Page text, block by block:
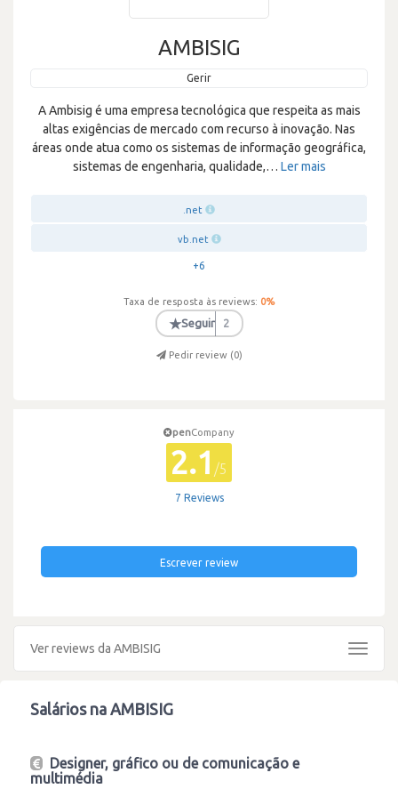
AMBISIG
Gerir
A Ambisig é uma empresa tecnológica que respeita as mais
altas exigências de mercado com recurso à inovação. Nas
áreas onde atua como os sistemas de informação geográfica,
sistemas de engenharia, qualidade,… Ler mais
.net
vb.net
+6
Taxa de resposta às reviews: 0%
★Seguir 2
Pedir review (0)
penCompany
2.1 /5
7 Reviews
Escrever review
Ver reviews da AMBISIG
Toggle
Salários na AMBISIG
Designer, gráfico ou de comunicação e
multimédia